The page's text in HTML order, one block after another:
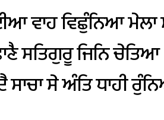
ਵਾਹਵਿਛੁੰਨਿਆਮੇਲਾ
ਸਤਿਗੁਰੂਜਿਨਿਚੇਤਿਆ
ਸਾਚਾਸੇਅੰਤਿਧਾਹੀ